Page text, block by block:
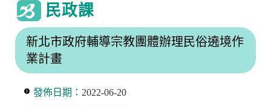
民政課
新北市政府輔導宗教團體辦理民俗遶境作
業計畫
發佈日期： 2022-06-20